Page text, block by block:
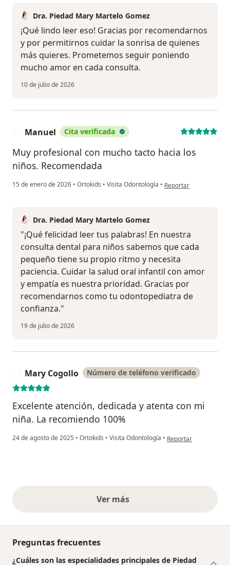
Dra. Piedad Mary Martelo Gomez
¡Qué lindo leer eso! Gracias por recomendarnos
y por permitirnos cuidar la sonrisa de quienes
más quieres. Prometemos seguir poniendo
mucho amor en cada consulta.
10 de julio de 2026
Manuel Cita verificada
Muy profesional con mucho tacto hacia los
niños. Recomendada
15 de enero de 2026 • Ortokids • Visita Odontología • en opinión del usuario
Reportar
Dra. Piedad Mary Martelo Gomez
"¡Qué felicidad leer tus palabras! En nuestra
consulta dental para niños sabemos que cada
pequeño tiene su propio ritmo y necesita
paciencia. Cuidar la salud oral infantil con amor
y empatía es nuestra prioridad. Gracias por
recomendarnos como tu odontopediatra de
confianza."
19 de julio de 2026
Mary Cogollo Número de teléfono verificado
Excelente atención, dedicada y atenta con mi
niña. La recomiendo 100%
24 de agosto de 2025 • Ortokids • Visita Odontología • en opinión del
Reportar
Ver másopiniones anteriores
Preguntas frecuentes
¿Cuáles son las especialidades principales de Piedad